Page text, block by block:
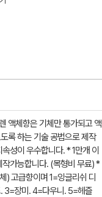
액체향은 기체만 통가되고 액
록 하는 기술 공법으로 제작
성이 우수합니다. * 1만개 이
작가능합니다. (목형비 무료) *
) 고급향이며 1=잉글리쉬 디
3=장미. 4=다우니. 5=헤즐